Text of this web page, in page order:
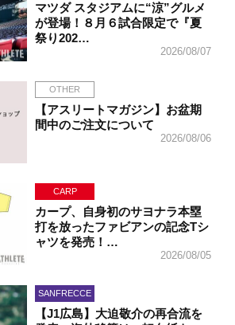
マツダ スタジアムに“涼”グルメ
が登場！８月６試合限定で『夏
祭り202…
2026/08/07
OTHER
【アスリートマガジン】お盆期
間中のご注文について
2026/08/06
CARP
カープ、自身初のサヨナラ本塁
打を放ったファビアンの記念Tシ
ャツを発売！…
2026/08/05
SANFRECCE
【J1広島】大迫敬介の再合流を